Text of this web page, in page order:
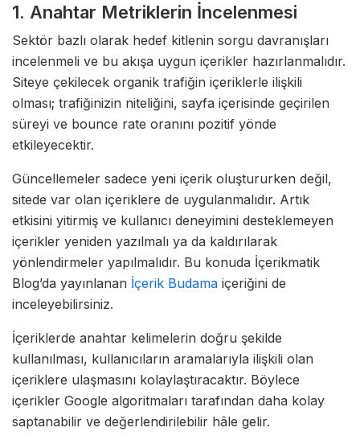
1. Anahtar Metriklerin İncelenmesi
Sektör bazlı olarak hedef kitlenin sorgu davranışları
incelenmeli ve bu akışa uygun içerikler hazırlanmalıdır.
Siteye çekilecek organik trafiğin içeriklerle ilişkili
olması; trafiğinizin niteliğini, sayfa içerisinde geçirilen
süreyi ve bounce rate oranını pozitif yönde
etkileyecektir.
Güncellemeler sadece yeni içerik oluştururken değil,
sitede var olan içeriklere de uygulanmalıdır. Artık
etkisini yitirmiş ve kullanıcı deneyimini desteklemeyen
içerikler yeniden yazılmalı ya da kaldırılarak
yönlendirmeler yapılmalıdır. Bu konuda İçerikmatik
Blog’da yayınlanan İçerik Budama içeriğini de
inceleyebilirsiniz.
İçeriklerde anahtar kelimelerin doğru şekilde
kullanılması, kullanıcıların aramalarıyla ilişkili olan
içeriklere ulaşmasını kolaylaştıracaktır. Böylece
içerikler Google algoritmaları tarafından daha kolay
saptanabilir ve değerlendirilebilir hâle gelir.